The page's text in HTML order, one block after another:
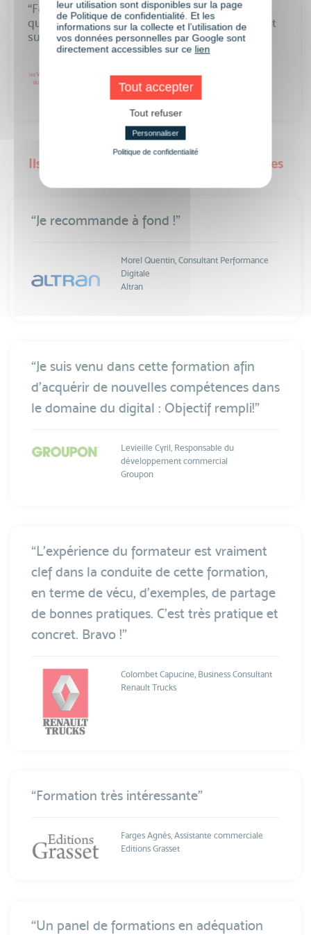
“Formation très pratique, on sait exactement
quoi mettre en place à l’issue de la formation et
surtout comment !”
Ils témoignent de leurs formations courtes
“Je recommande à fond !”
Morel Quentin, Consultant Performance
Digitale
Altran
“Je suis venu dans cette formation afin
d’acquérir de nouvelles compétences dans
le domaine du digital : Objectif rempli!”
Levieille Cyril, Responsable du
développement commercial
Groupon
“L’expérience du formateur est vraiment
clef dans la conduite de cette formation,
en terme de vécu, d’exemples, de partage
de bonnes pratiques. C’est très pratique et
concret. Bravo !”
Colombet Capucine, Business Consultant
Renault Trucks
“Formation très intéressante”
Farges Agnès, Assistante commerciale
Editions Grasset
“Un panel de formations en adéquation
leur utilisation sont disponibles sur la page
de Politique de confidentialité. Et les
informations sur la collecte et l’utilisation de
vos données personnelles par Google sont
directement accessibles sur ce lien
Tout accepter
Tout refuser
Personnaliser
Politique de confidentialité